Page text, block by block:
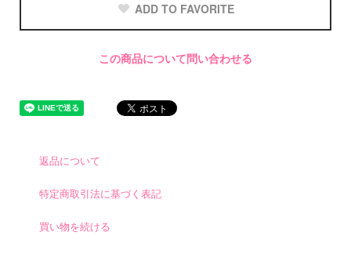
ADD TO FAVORITE
この商品について問い合わせる
返品について
特定商取引法に基づく表記
買い物を続ける